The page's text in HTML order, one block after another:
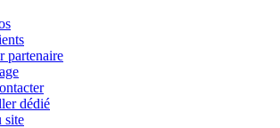
partenaire
dédié
site